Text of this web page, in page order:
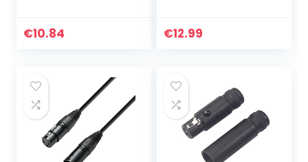
Microfoon Kabel
geluid, Toepassen
op elektrische
gitaar,
versterker(1M)
€10.84
Extension Koorden
Vrouwelijk)
€12.99